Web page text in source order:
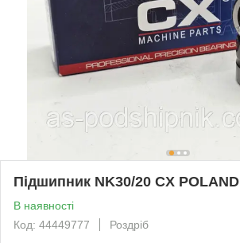
Підшипник NK30/20 CX POLAND
В наявності
Код: 44449777
Роздріб